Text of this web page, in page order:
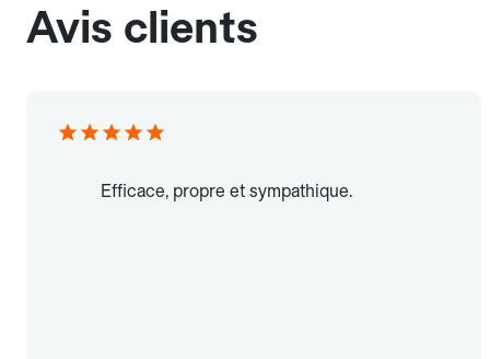
Avis clients
Efficace, propre et sympathique.